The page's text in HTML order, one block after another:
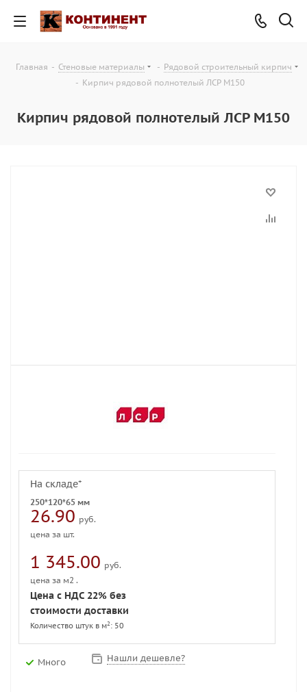
Главная - Стеновые материалы - Рядовой строительный кирпич
- Кирпич рядовой полнотелый ЛСР М150
Кирпич рядовой полнотелый ЛСР М150
На складе*
250*120*65 мм
26.90 руб.
цена за шт.
1 345.00 руб.
цена за м2 .
Цена с НДС 22% без
стоимости доставки
Количество штук в м2 : 50
Много Нашли дешевле?